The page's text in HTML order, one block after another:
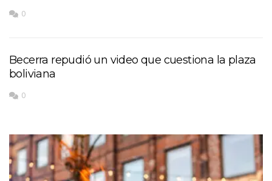
0
Becerra repudió un video que cuestiona la plaza
boliviana
0